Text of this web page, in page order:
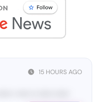
15 HOURS AGO